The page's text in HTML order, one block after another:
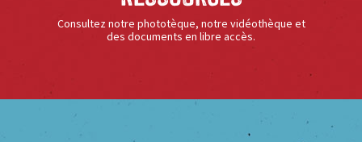
Consultez notre phototèque, notre vidéothèque et
des documents en libre accès.